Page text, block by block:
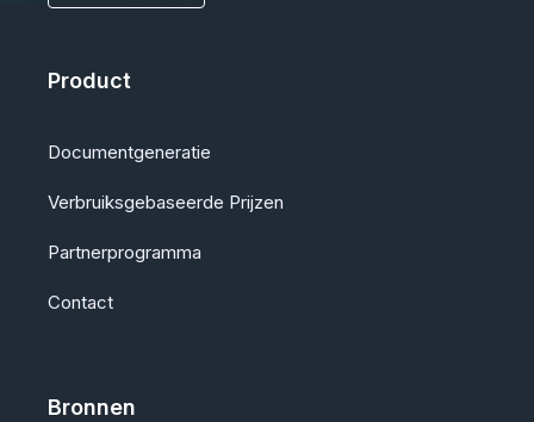
Product
Documentgeneratie
Verbruiksgebaseerde Prijzen
Partnerprogramma
Contact
Bronnen